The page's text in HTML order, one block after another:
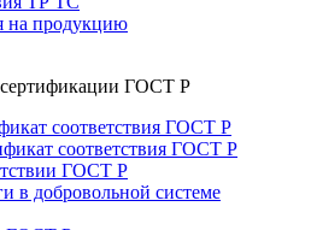
на продукцию
ГОСТ Р
соответствия ГОСТ Р
соответствия ГОСТ Р
ГОСТ Р
в добровольной системе